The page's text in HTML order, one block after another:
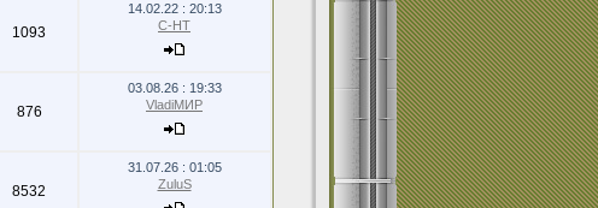
1093
14.02.22 : 20:13
С-НТ
876
03.08.26 : 19:33
VladiМИР
8532
31.07.26 : 01:05
ZuluS